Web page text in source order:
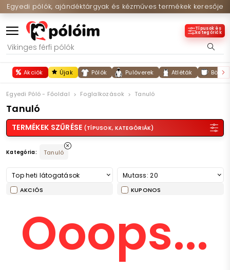
Egyedi pólók, ajándéktárgyak és kézműves termékek keresője
Típusok és
kategóriák
Akciók Újak Pólók Pulóverek Atléták
Egyedi Póló - Főoldal Foglalkozások Tanuló
Tanuló
TERMÉKEK SZŰRÉSE (TÍPUSOK, KATEGÓRIÁK)
Kategória: Tanuló
Top heti látogatások Mutass: 20
AKCIÓS KUPONOS
Ooops...